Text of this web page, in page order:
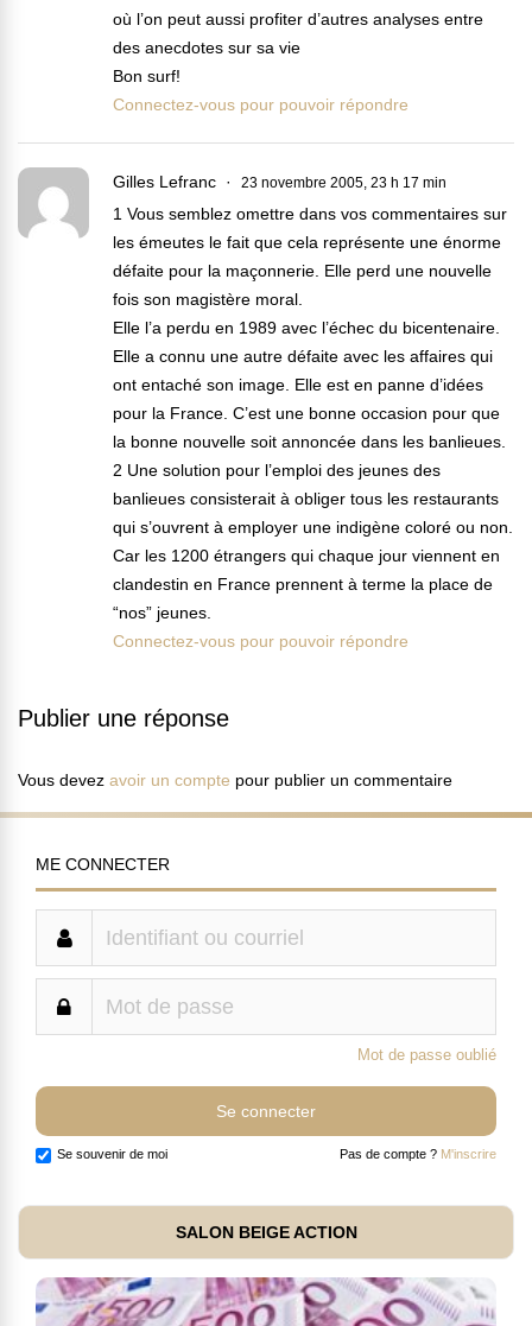
où l’on peut aussi profiter d’autres analyses entre
des anecdotes sur sa vie
Bon surf!
Connectez-vous pour pouvoir répondre
Gilles Lefranc 23 novembre 2005, 23 h 17 min
1 Vous semblez omettre dans vos commentaires sur
les émeutes le fait que cela représente une énorme
défaite pour la maçonnerie. Elle perd une nouvelle
fois son magistère moral.
Elle l’a perdu en 1989 avec l’échec du bicentenaire.
Elle a connu une autre défaite avec les affaires qui
ont entaché son image. Elle est en panne d’idées
pour la France. C’est une bonne occasion pour que
la bonne nouvelle soit annoncée dans les banlieues.
2 Une solution pour l’emploi des jeunes des
banlieues consisterait à obliger tous les restaurants
qui s’ouvrent à employer une indigène coloré ou non.
Car les 1200 étrangers qui chaque jour viennent en
clandestin en France prennent à terme la place de
“nos” jeunes.
Connectez-vous pour pouvoir répondre
Publier une réponse
Vous devez avoir un compte pour publier un commentaire
ME CONNECTER
Mot de passe oublié
Se souvenir de moi Pas de compte ? M'inscrire
SALON BEIGE ACTION